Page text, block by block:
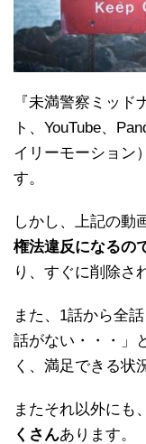
『未満警察ミッ
ト、YouTube、
イリーモーション
す。
しかし、上記の動
権法違反になるの
り、すぐに削除さ
また、1話から全
話がない・・・」
く、満足できる状
またそれ以外にも、
くさんあります。